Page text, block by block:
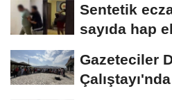
Sentetik
sayıda hap
Gazeteciler